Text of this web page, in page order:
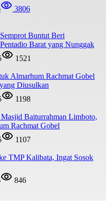
3806
Buntut Beri
Barat yang Nunggak
1521
Almarhum Rachmat Gobel
Diusulkan
1198
Baiturrahman Limboto,
Rachmat Gobel
1107
TMP Kalibata, Ingat Sosok
846